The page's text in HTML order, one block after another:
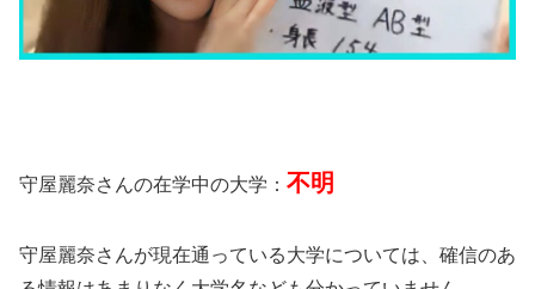
守屋麗奈さんの在学中の大学： 不明
守屋麗奈さんが現在通っている大学については、確信のあ